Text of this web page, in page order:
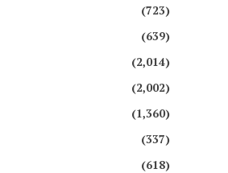
(723)
(639)
(2,014)
(2,002)
(1,360)
(337)
(618)